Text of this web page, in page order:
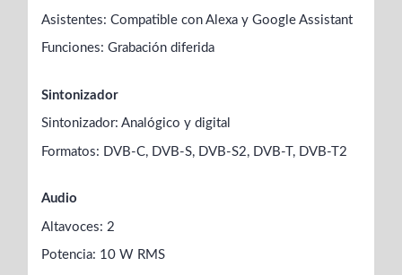
Asistentes: Compatible con Alexa y Google Assistant
Funciones: Grabación diferida
Sintonizador
Sintonizador: Analógico y digital
Formatos: DVB-C, DVB-S, DVB-S2, DVB-T, DVB-T2
Audio
Altavoces: 2
Potencia: 10 W RMS